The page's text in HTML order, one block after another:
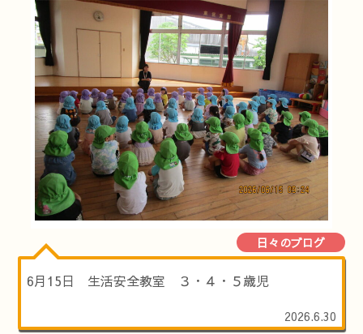
日々のブログ
6月15日 生活安全教室 ３・４・５歳児
2026.6.30